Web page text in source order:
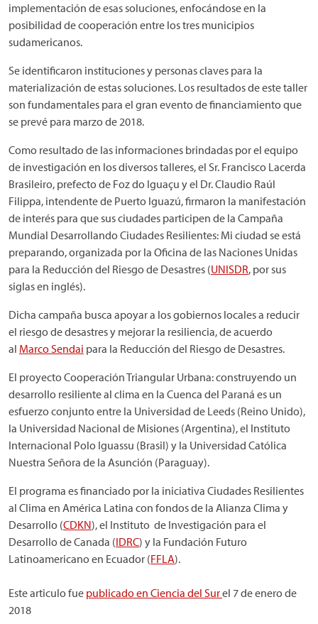
implementación de esas soluciones, enfocándose en la
posibilidad de cooperación entre los tres municipios
sudamericanos.
Se identificaron instituciones y personas claves para la
materialización de estas soluciones. Los resultados de este taller
son fundamentales para el gran evento de financiamiento que
se prevé para marzo de 2018.
Como resultado de las informaciones brindadas por el equipo
de investigación en los diversos talleres, el Sr. Francisco Lacerda
Brasileiro, prefecto de Foz do Iguaçu y el Dr. Claudio Raúl
Filippa, intendente de Puerto Iguazú, firmaron la manifestación
de interés para que sus ciudades participen de la Campaña
Mundial Desarrollando Ciudades Resilientes: Mi ciudad se está
preparando, organizada por la Oficina de las Naciones Unidas
para la Reducción del Riesgo de Desastres (UNISDR, por sus
siglas en inglés).
Dicha campaña busca apoyar a los gobiernos locales a reducir
el riesgo de desastres y mejorar la resiliencia, de acuerdo
al Marco Sendai para la Reducción del Riesgo de Desastres.
El proyecto Cooperación Triangular Urbana: construyendo un
desarrollo resiliente al clima en la Cuenca del Paraná es un
esfuerzo conjunto entre la Universidad de Leeds (Reino Unido),
la Universidad Nacional de Misiones (Argentina), el Instituto
Internacional Polo Iguassu (Brasil) y la Universidad Católica
Nuestra Señora de la Asunción (Paraguay).
El programa es financiado por la iniciativa Ciudades Resilientes
al Clima en América Latina con fondos de la Alianza Clima y
Desarrollo (CDKN), el Instituto de Investigación para el
Desarrollo de Canada (IDRC) y la Fundación Futuro
Latinoamericano en Ecuador (FFLA).
Este articulo fue publicado en Ciencia del Surel 7 de enero de
2018